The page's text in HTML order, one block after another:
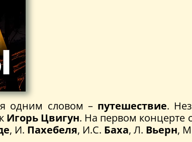
одним словом – путешествие.
Игорь Цвигун. На первом концерте
, И. Пахебеля, И.С. Баха, Л. Вьерн,